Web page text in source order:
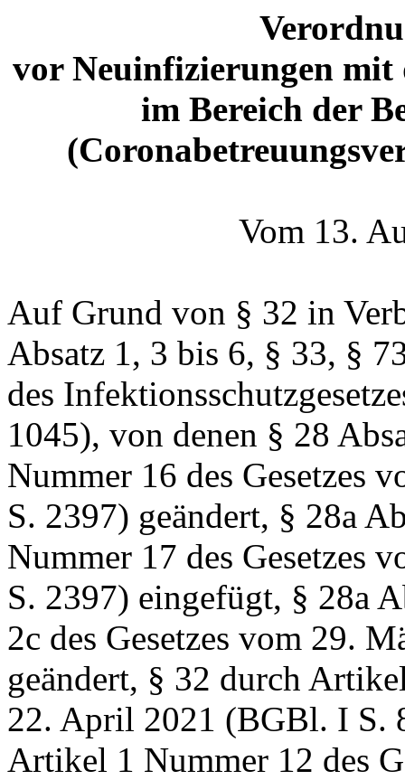
vor Neuinfizierungen
im Bereich der
(
Vom 13.
Auf Grund von § 32 in
Absatz 1, 3 bis 6, § 33, §
des
1045), von denen § 28
Nummer 16 des Gesetzes
S. 2397) geändert, § 28a
Nummer 17 des Gesetzes
S. 2397) eingefügt, § 28a
2c des Gesetzes vom 29.
geändert, § 32 durch
22. April 2021 (BGBl. I S.
Artikel 1 Nummer 12 des